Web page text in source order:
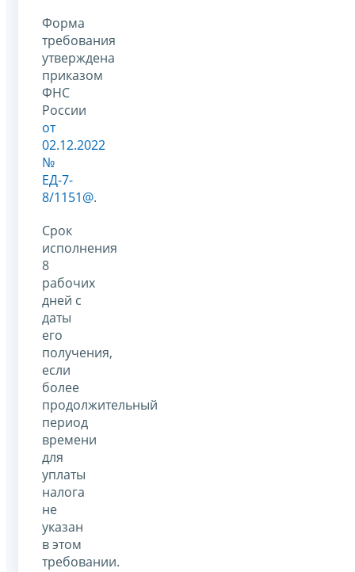
Форма
требования
утверждена
приказом
ФНС
России
от
02.12.2022
№
ЕД-7-
8/1151@.
Срок
исполнения
8
рабочих
дней с
даты
его
получения,
если
более
продолжительный
период
времени
для
уплаты
налога
не
указан
в этом
требовании.